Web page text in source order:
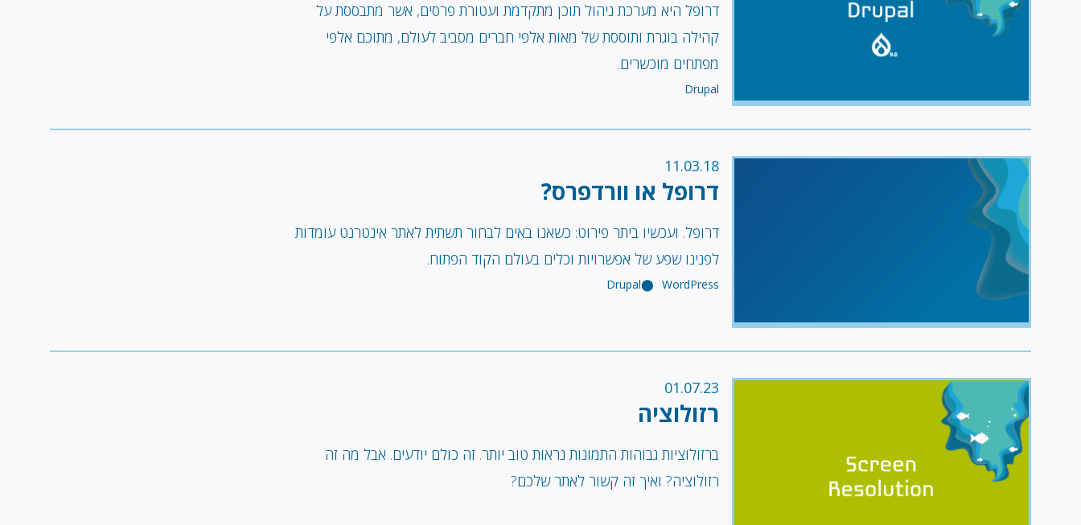
דרופל היא מערכת ניהול תוכן מתקדמת ועטורת פרסים, אשר מתבססת על
קהילה בוגרת ותוססת של מאות אלפי חברים מסביב לעולם, מתוכם אלפי
מפתחים מוכשרים.
Drupal
11.03.18
דרופל או וורדפרס?
דרופל. ועכשיו ביתר פירוט: כשאנו באים לבחור תשתית לאתר אינטרנט עומדות
לפנינו שפע של אפשרויות וכלים בעולם הקוד הפתוח.
WordPress
Drupal
01.07.23
רזולוציה
ברזולוציות גבוהות התמונות נראות טוב יותר. זה כולם יודעים. אבל מה זה
רזולוציה? ואיך זה קשור לאתר שלכם?